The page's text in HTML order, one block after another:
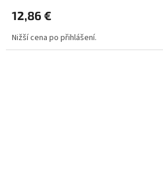
12,86 €
Nižší cena po přihlášení.